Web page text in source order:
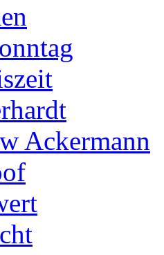
Ackermann